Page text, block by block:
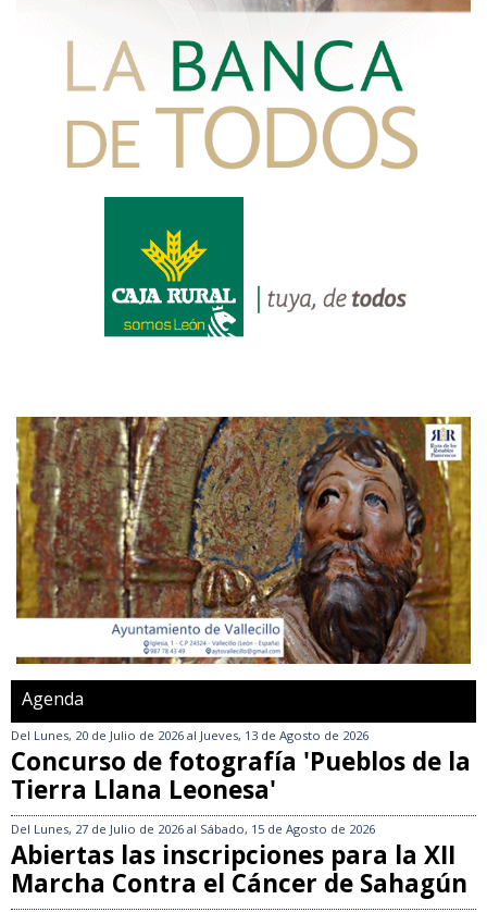
Agenda
Del Lunes, 20 de Julio de 2026 al Jueves, 13 de Agosto de 2026
Concurso de fotografía 'Pueblos de la
Tierra Llana Leonesa'
Del Lunes, 27 de Julio de 2026 al Sábado, 15 de Agosto de 2026
Abiertas las inscripciones para la XII
Marcha Contra el Cáncer de Sahagún